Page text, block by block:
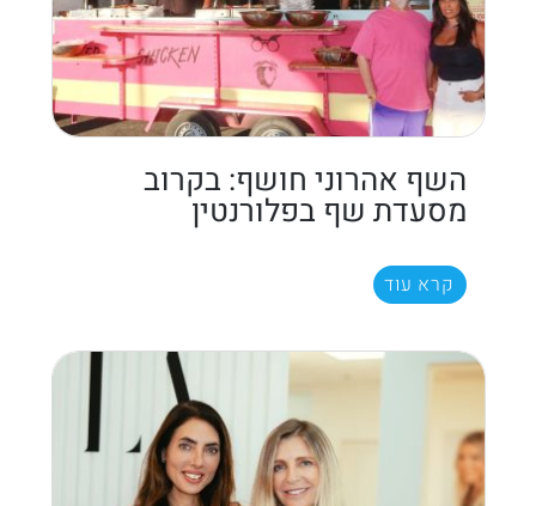
השף אהרוני חושף: בקרוב
מסעדת שף בפלורנטין
קרא עוד